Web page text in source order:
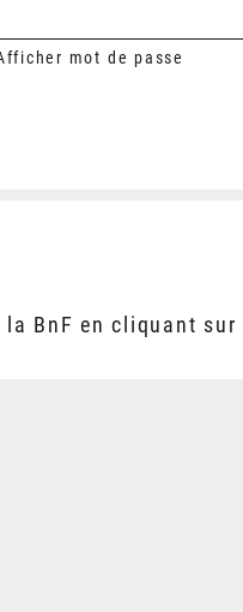
mot de passe
BnF en cliquant sur